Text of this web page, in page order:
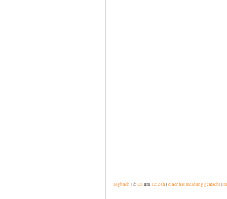
logbuch | ©Lu um 12:24h |einer hat meldung gemacht|